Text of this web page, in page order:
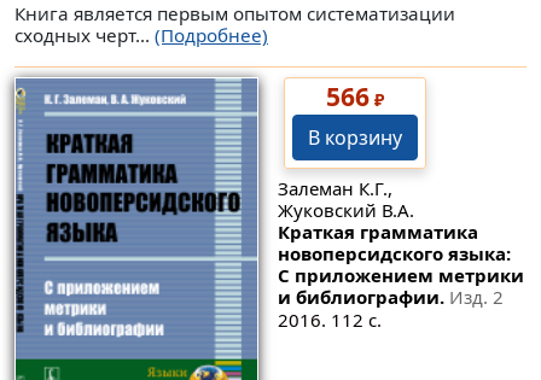
Книга является первым опытом систематизации
сходных черт... (Подробнее)
566₽
В корзину
Залеман К.Г.,
Жуковский В.А.
Краткая грамматика
новоперсидского языка:
С приложением метрики
и библиографии. Изд. 2
2016. 112 с.